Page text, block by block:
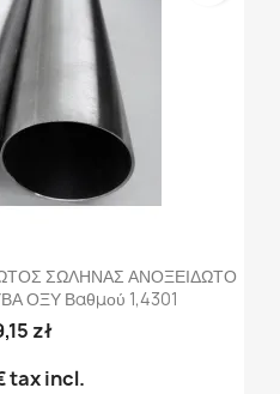
ΣΩΛΗΝΑΣ ΑΝΟΞΕΙΔΩΤΟ
ΟΞΥ Βαθμού 1,4301
zł
tax incl.